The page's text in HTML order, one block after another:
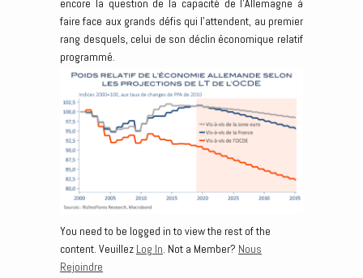
encore la question de la capacité de l’Allemagne à
faire face aux grands défis qui l’attendent, au premier
rang desquels, celui de son déclin économique relatif
programmé.
You need to be logged in to view the rest of the
content. Veuillez Log In. Not a Member? Nous
Rejoindre